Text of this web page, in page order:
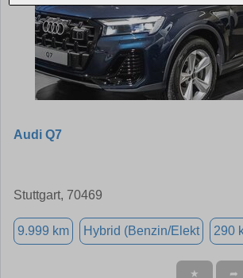
Audi Q7
Stuttgart, 70469
9.999 km Hybrid (Benzin/Elekt 290
★ ➦